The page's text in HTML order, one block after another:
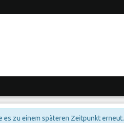
es zu einem späteren Zeitpunkt erneut.